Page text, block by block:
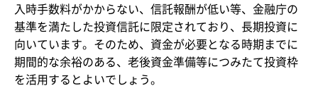
入時手数料がかからない、信託報酬が低い等、金融庁の
基準を満たした投資信託に限定されており、長期投資に
向いています。そのため、資金が必要となる時期までに
期間的な余裕のある、老後資金準備等につみたて投資枠
を活用するとよいでしょう。